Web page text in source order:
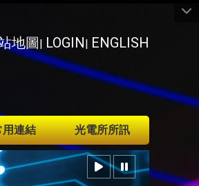
地圖| LOGIN| ENGLISH
用連結 光電所所訊